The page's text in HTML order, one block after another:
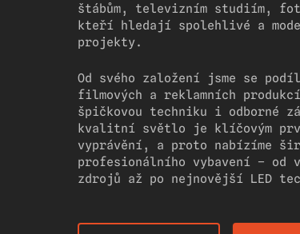
štábům, televizním studiím,
kteří hledají spolehlivé a
projekty.
Od svého založení jsme se
filmových a reklamních
špičkovou techniku i odborné
kvalitní světlo je klíčovým
vyprávění, a proto nabízíme
profesionálního vybavení – od
zdrojů až po nejnovější LED